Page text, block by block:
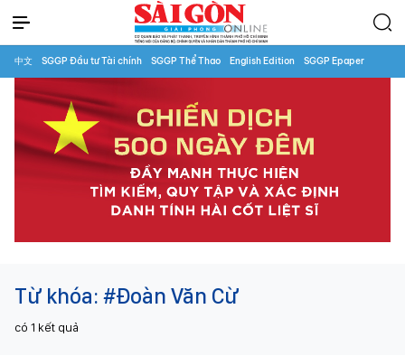
中文 SGGP Đầu tư Tài chính SGGP Thể Thao English Edition SGGP Epaper
Từ khóa: #Đoàn Văn Cừ
có 1 kết quả